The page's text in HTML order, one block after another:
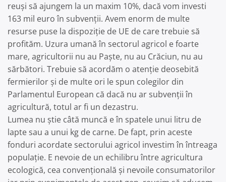
reuși să ajungem la un maxim 10%, dacă vom investi
163 mil euro în subvenții. Avem enorm de multe
resurse puse la dispoziție de UE de care trebuie să
profităm. Uzura umană în sectorul agricol e foarte
mare, agricultorii nu au Paște, nu au Crăciun, nu au
sărbători. Trebuie să acordăm o atenție deosebită
fermierilor și de multe ori le spun colegilor din
Parlamentul European că dacă nu ar subvenții în
agricultură, totul ar fi un dezastru.
Lumea nu știe câtă muncă e în spatele unui litru de
lapte sau a unui kg de carne. De fapt, prin aceste
fonduri acordate sectorului agricol investim în întreaga
populație. E nevoie de un echilibru între agricultura
ecologică, cea convențională și nevoile consumatorilor